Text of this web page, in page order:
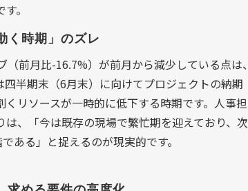
。
く時期」のズレ
前月比-16.7%）が前月から減少している点は、
半期末（6月末）に向けてプロジェクトの納期
リソースが一時的に低下する時期です。人事担
、「今は既存の現場で繁忙期を迎えており、次
ある」と捉えるのが現実的です。